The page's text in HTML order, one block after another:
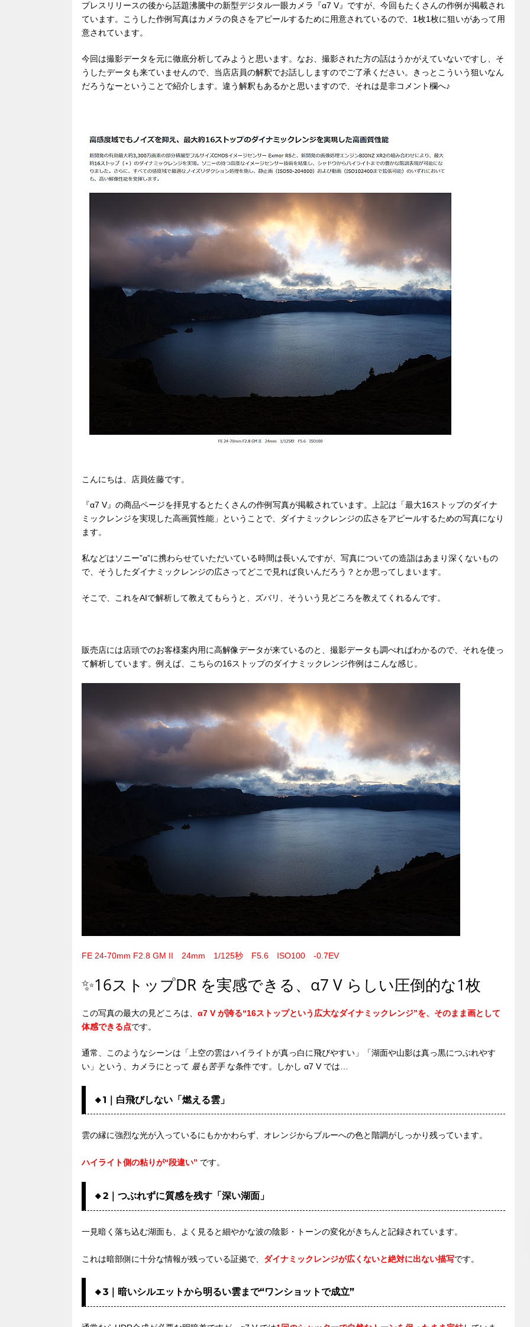
プレスリリースの後から話題沸騰中の新型デジタル一眼カメラ『α7 V』ですが、今回もたくさんの作例が掲載され
ています。こうした作例写真はカメラの良さをアピールするために用意されているので、1枚1枚に狙いがあって用
意されています。
今回は撮影データを元に徹底分析してみようと思います。なお、撮影された方の話はうかがえていないですし、そ
うしたデータも来ていませんので、当店店員の解釈でお話ししますのでご了承ください。きっとこういう狙いなん
だろうなーということで紹介します。違う解釈もあるかと思いますので、それは是非コメント欄へ♪
こんにちは、店員佐藤です。
『α7 V』の商品ページを拝見するとたくさんの作例写真が掲載されています。上記は「最大16ストップのダイナ
ミックレンジを実現した高画質性能」ということで、ダイナミックレンジの広さをアピールするための写真になり
ます。
私などはソニー”α”に携わらせていただいている時間は長いんですが、写真についての造詣はあまり深くないもの
で、そうしたダイナミックレンジの広さってどこで見れば良いんだろう？とか思ってしまいます。
そこで、これをAIで解析して教えてもらうと、ズバリ、そういう見どころを教えてくれるんです。
販売店には店頭でのお客様案内用に高解像データが来ているのと、撮影データも調べればわかるので、それを使っ
て解析しています。例えば、こちらの16ストップのダイナミックレンジ作例はこんな感じ。
FE 24-70mm F2.8 GM II 24mm 1/125秒 F5.6 ISO100 -0.7EV
✨16ストップDR を実感できる、α7 V らしい圧倒的な1枚
この写真の最大の見どころは、 α7 V が誇る“16ストップという広大なダイナミックレンジ”を、そのまま画として
体感できる点です。
通常、このようなシーンは「上空の雲はハイライトが真っ白に飛びやすい」「湖面や山影は真っ黒につぶれやす
い」という、カメラにとって 最も苦手な条件です。しかし α7 V では…
🔸1｜白飛びしない「燃える雲」
雲の縁に強烈な光が入っているにもかかわらず、オレンジからブルーへの色と階調がしっかり残っています。
ハイライト側の粘りが“段違い” です。
🔸2｜つぶれずに質感を残す「深い湖面」
一見暗く落ち込む湖面も、よく見ると細やかな波の陰影・トーンの変化がきちんと記録されています。
これは暗部側に十分な情報が残っている証拠で、 ダイナミックレンジが広くないと絶対に出ない描写です。
🔸3｜暗いシルエットから明るい雲まで“ワンショットで成立”